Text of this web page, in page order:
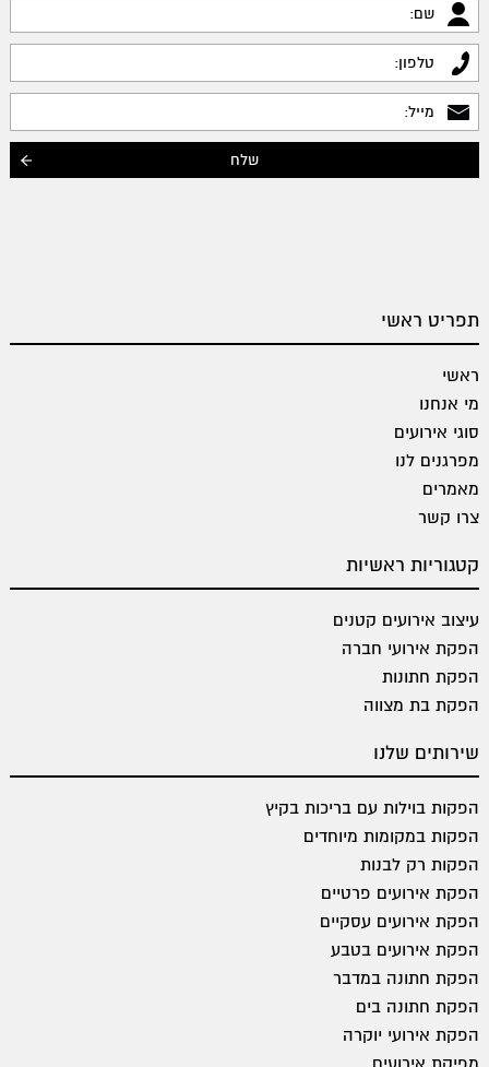
תפריט ראשי
ראשי
מי אנחנו
סוגי אירועים
מפרגנים לנו
מאמרים
צרו קשר
קטגוריות ראשיות
עיצוב אירועים קטנים
הפקת אירועי חברה
הפקת חתונות
הפקת בת מצווה
שירותים שלנו
הפקות בוילות עם בריכות בקיץ
הפקות במקומות מיוחדים
הפקות רק לבנות
הפקת אירועים פרטיים
הפקת אירועים עסקיים
הפקת אירועים בטבע
הפקת חתונה במדבר
הפקת חתונה בים
הפקת אירועי יוקרה